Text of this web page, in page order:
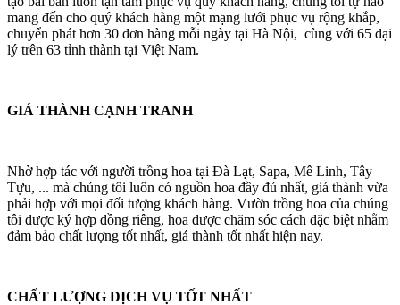
mang đến cho quý khách hàng một mạng lưới phục vụ rộng khắp,
chuyển phát hơn 30 đơn hàng mỗi ngày tại Hà Nội, cùng với 65 đại
lý trên 63 tỉnh thành tại Việt Nam.
GIÁ THÀNH CẠNH TRANH
Nhờ hợp tác với người trồng hoa tại Đà Lạt, Sapa, Mê Linh, Tây
Tựu, ... mà chúng tôi luôn có nguồn hoa đầy đủ nhất, giá thành vừa
phải hợp với mọi đối tượng khách hàng. Vườn trồng hoa của chúng
tôi được ký hợp đồng riêng, hoa được chăm sóc cách đặc biệt nhằm
đảm bảo chất lượng tốt nhất, giá thành tốt nhất hiện nay.
CHẤT LƯỢNG DỊCH VỤ TỐT NHẤT